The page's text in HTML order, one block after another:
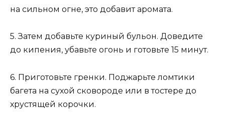
на сильном огне, это добавит аромата.
5. Затем добавьте куриный бульон. Доведите
до кипения, убавьте огонь и готовьте 15 минут.
6. Приготовьте гренки. Поджарьте ломтики
багета на сухой сковороде или в тостере до
хрустящей корочки.